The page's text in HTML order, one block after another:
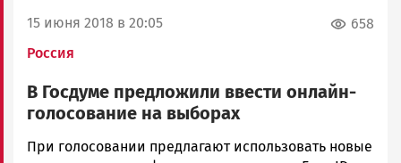
15 июня 2018 в 20:05
Россия
658
В Госдуме предложили ввести онлайн-
голосование на выборах
Ольга
При голосовании предлагают использовать новые